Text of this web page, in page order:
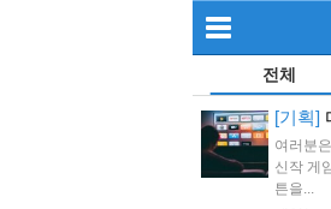
전체
[기획]
여러분
신작 게
튼을...